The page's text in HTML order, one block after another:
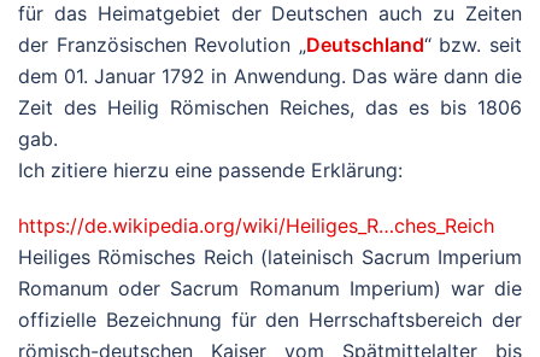
für das Heimatgebiet der Deutschen auch zu Zeiten
der Französischen Revolution „Deutschland“ bzw. seit
dem 01. Januar 1792 in Anwendung. Das wäre dann die
Zeit des Heilig Römischen Reiches, das es bis 1806
gab.
Ich zitiere hierzu eine passende Erklärung:
https://de.wikipedia.org/wiki/Heiliges_R…ches_Reich
Heiliges Römisches Reich (lateinisch Sacrum Imperium
Romanum oder Sacrum Romanum Imperium) war die
offizielle Bezeichnung für den Herrschaftsbereich der
römisch-deutschen Kaiser vom Spätmittelalter bis